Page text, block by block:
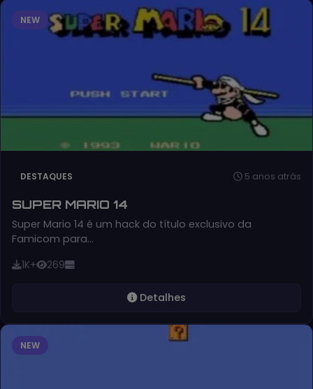
NEW
DESTAQUES 5 anos atrás
SUPER MARIO 14
Super Mario 14 é um hack do título exclusivo da
Famicom para…
1K+ 269
Detalhes
NEW